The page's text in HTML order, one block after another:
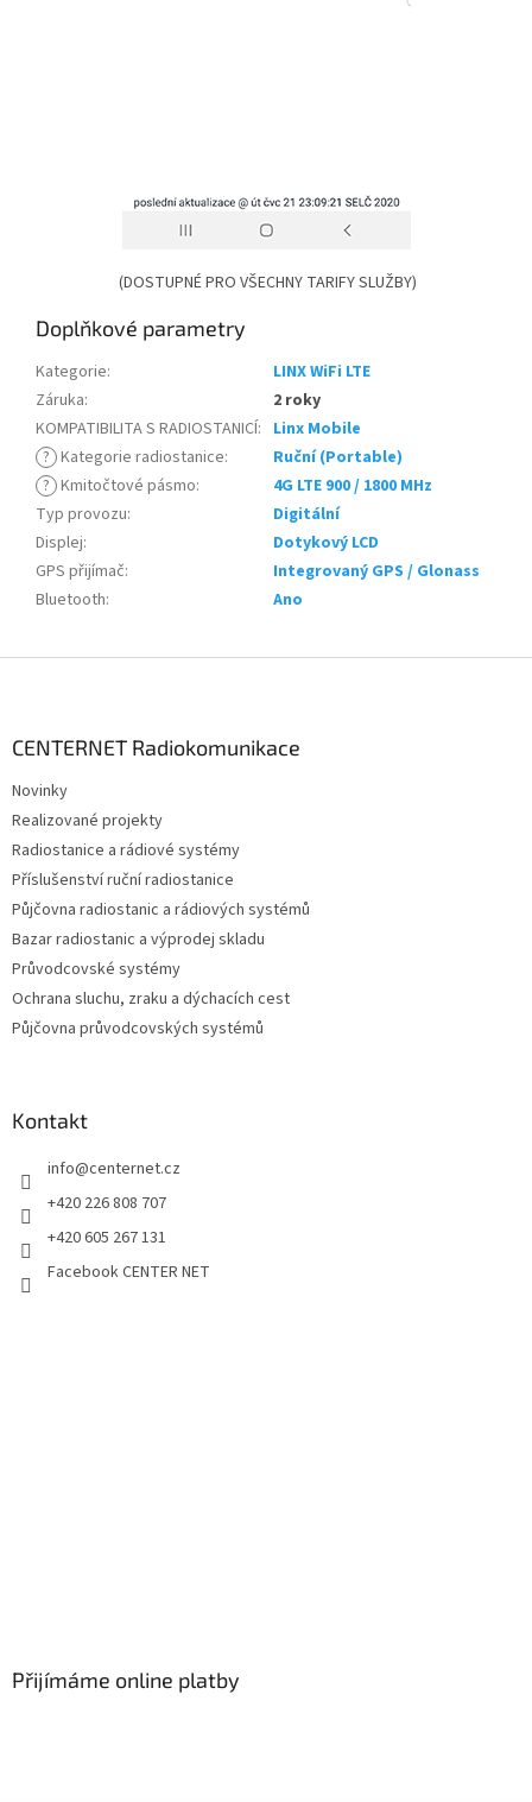
(DOSTUPNÉ PRO VŠECHNY TARIFY SLUŽBY)
Doplňkové parametry
Kategorie:
LINX WiFi LTE
Záruka:
2 roky
KOMPATIBILITA S RADIOSTANICÍ: Linx Mobile
? Kategorie radiostanice:
Ruční (Portable)
? Kmitočtové pásmo:
4G LTE 900 / 1800 MHz
Typ provozu:
Digitální
Displej:
Dotykový LCD
GPS přijímač:
Integrovaný GPS / Glonass
Bluetooth: Ano
CENTERNET Radiokomunikace
Novinky
Realizované projekty
Radiostanice a rádiové systémy
Příslušenství ruční radiostanice
Půjčovna radiostanic a rádiových systémů
Bazar radiostanic a výprodej skladu
Průvodcovské systémy
Ochrana sluchu, zraku a dýchacích cest
Půjčovna průvodcovských systémů
Kontakt
info@centernet.cz
+420 226 808 707
+420 605 267 131
Facebook CENTER NET
Přijímáme online platby